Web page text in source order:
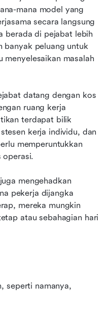
mana model yang
secara langsung
berada di pejabat lebih
banyak peluang untuk
menyelesaikan masalah
datang dengan kos
ruang kerja
terdapat bilik
kerja individu, dan
memperuntukkan
operasi.
mengehadkan
pekerja dijangka
mereka mungkin
atau sebahagian hari
seperti namanya,